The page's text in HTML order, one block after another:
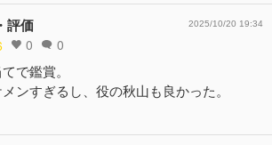
評価
0 0
2025/10/20 19:34
で鑑賞。
ンすぎるし、役の秋山も良かった。